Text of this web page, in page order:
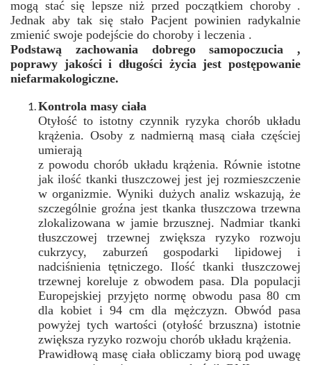
mogą stać się lepsze niż przed początkiem choroby .
Jednak aby tak się stało Pacjent powinien radykalnie
zmienić swoje podejście do choroby i leczenia .
Podstawą zachowania dobrego samopoczucia ,
poprawy jakości i długości życia jest postępowanie
niefarmakologiczne.
Kontrola masy ciała
Otyłość to istotny czynnik ryzyka chorób układu
krążenia. Osoby z nadmierną masą ciała częściej
umierają
z powodu chorób układu krążenia. Równie istotne
jak ilość tkanki tłuszczowej jest jej rozmieszczenie
w organizmie. Wyniki dużych analiz wskazują, że
szczególnie groźna jest tkanka tłuszczowa trzewna
zlokalizowana w jamie brzusznej. Nadmiar tkanki
tłuszczowej trzewnej zwiększa ryzyko rozwoju
cukrzycy, zaburzeń gospodarki lipidowej i
nadciśnienia tętniczego. Ilość tkanki tłuszczowej
trzewnej koreluje z obwodem pasa. Dla populacji
Europejskiej przyjęto normę obwodu pasa 80 cm
dla kobiet i 94 cm dla mężczyzn. Obwód pasa
powyżej tych wartości (otyłość brzuszna) istotnie
zwiększa ryzyko rozwoju chorób układu krążenia.
Prawidłową masę ciała obliczamy biorą pod uwagę